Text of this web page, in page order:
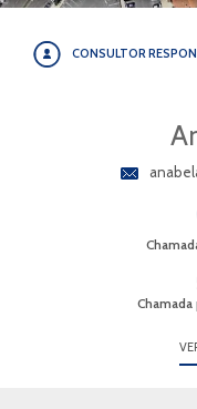
CONSULTOR